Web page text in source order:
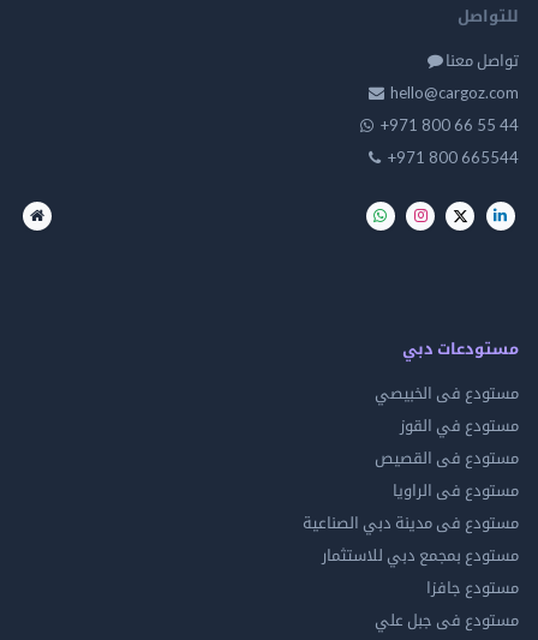
للتواصل
تواصل معنا
hello@cargoz.com
+971 800 66 55 44
+971 800 665544
مستودعات دبي
مستودع فى الخبيصي
مستودع في القوز
مستودع فى القصيص
مستودع فى الراويا
مستودع فى مدينة دبي الصناعية
مستودع بمجمع دبي للاستثمار
مستودع جافزا
مستودع فى جبل علي